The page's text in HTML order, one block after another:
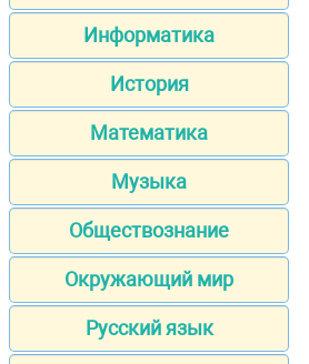
Информатика
История
Математика
Музыка
Обществознание
Окружающий мир
Русский язык